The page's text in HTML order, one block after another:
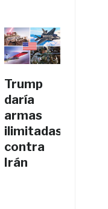
Trump
daría
armas
ilimitadas
contra
Irán